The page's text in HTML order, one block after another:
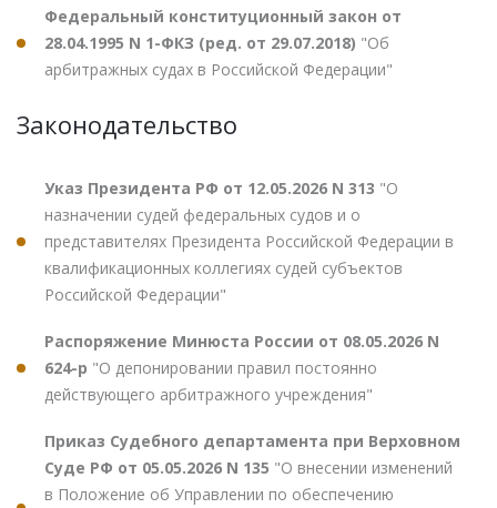
Федеральный конституционный закон от
28.04.1995 N 1-ФКЗ (ред. от 29.07.2018) "Об
арбитражных судах в Российской Федерации"
Законодательство
Указ Президента РФ от 12.05.2026 N 313 "О
назначении судей федеральных судов и о
представителях Президента Российской Федерации в
квалификационных коллегиях судей субъектов
Российской Федерации"
Распоряжение Минюста России от 08.05.2026 N
624-р "О депонировании правил постоянно
действующего арбитражного учреждения"
Приказ Судебного департамента при Верховном
Суде РФ от 05.05.2026 N 135 "О внесении изменений
в Положение об Управлении по обеспечению